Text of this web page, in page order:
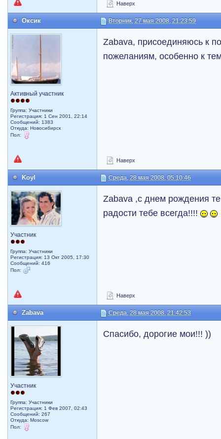
Наверх
Оксик Вторник, 27 мая 2008, 21:23:59
Активный участник
Группа: Участники
Регистрация: 1 Сен 2001, 22:14
Сообщений: 1383
Откуда: Новосибирск
Пол:
Zabava, присоединяюсь к
пожеланиям, особенно к
Наверх
Koyl Среда, 28 мая 2008, 05:10:46
Участник
Группа: Участники
Регистрация: 13 Окт 2005, 17:30
Сообщений: 416
Пол:
Zabava ,с днем рождения
радости тебе всегда!!!!
Наверх
Zabava Среда, 28 мая 2008, 21:42:53
Участник
Группа: Участники
Регистрация: 1 Фев 2007, 02:43
Сообщений: 267
Откуда: Moscow
Пол:
Спасибо, дорогие мои!!! ))